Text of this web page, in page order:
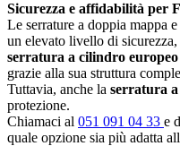
Sicurezza e affidabilità per
Le serrature a doppia mappa
un elevato livello di
serratura a cilindro europeo
grazie alla sua struttura
Tuttavia, anche la serratura
protezione.
Chiamaci al 051 091 04 33 e
quale opzione sia più adatta